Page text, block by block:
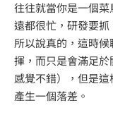
往往就當你是一個
遠都很忙，研發要抓
所以說真的，這時
揮，而只是會滿足於
感覺不錯），但是
產生一個落差。